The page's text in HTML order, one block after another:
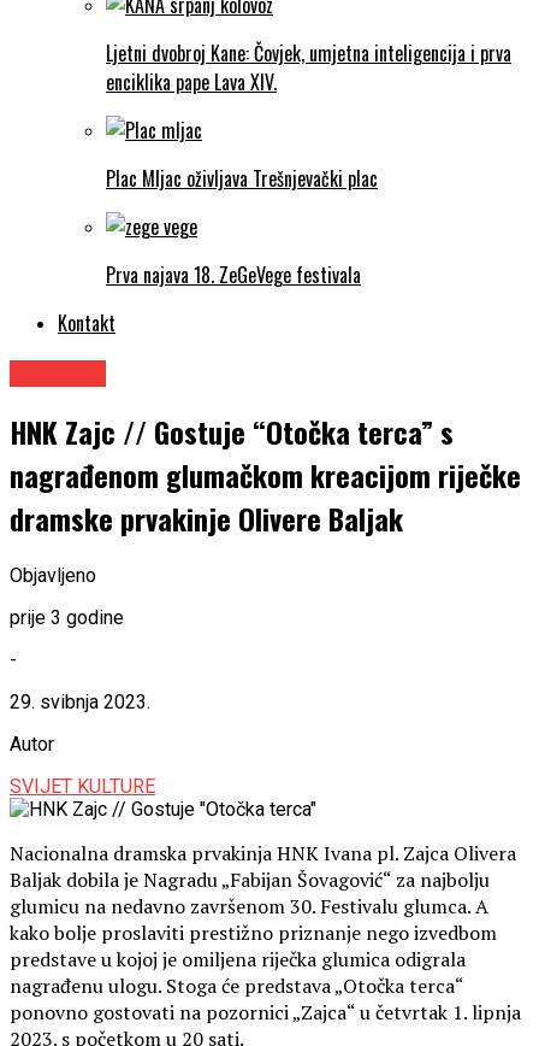
Ljetni dvobroj Kane: Čovjek, umjetna inteligencija i prva
enciklika pape Lava XIV.
Plac Mljac oživljava Trešnjevački plac
Prva najava 18. ZeGeVege festivala
Kontakt
HNK Zajc // Gostuje “Otočka terca” s
nagrađenom glumačkom kreacijom riječke
dramske prvakinje Olivere Baljak
Objavljeno
prije 3 godine
-
29. svibnja 2023.
Autor
SVIJET KULTURE
Nacionalna dramska prvakinja HNK Ivana pl. Zajca Olivera
Baljak dobila je Nagradu „Fabijan Šovagović“ za najbolju
glumicu na nedavno završenom 30. Festivalu glumca. A
kako bolje proslaviti prestižno priznanje nego izvedbom
predstave u kojoj je omiljena riječka glumica odigrala
nagrađenu ulogu. Stoga će predstava „Otočka terca“
ponovno gostovati na pozornici „Zajca“ u četvrtak 1. lipnja
2023. s početkom u 20 sati.